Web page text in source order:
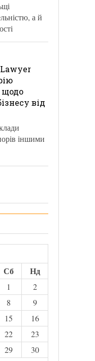
а й
щодо
від
іншими
Сб Нд
1
2
8
9
15
16
22
23
29
30